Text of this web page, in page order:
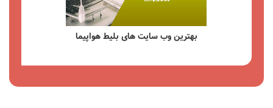
راهنمای جامع کیف پول Payeer امکانات مزایا و نحوه استفاده